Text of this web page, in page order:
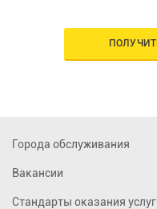
Города обслуживания
Вакансии
Стандарты оказания услуг